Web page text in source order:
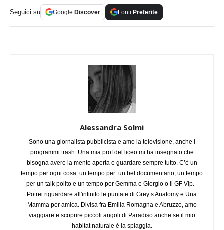
Seguici su Google Discover Fonti Preferite
Alessandra Solmi
Sono una giornalista pubblicista e amo la televisione, anche i
programmi trash. Una mia prof del liceo mi ha insegnato che
bisogna avere la mente aperta e guardare sempre tutto. C’è un
tempo per ogni cosa: un tempo per un bel documentario, un tempo
per un talk polito e un tempo per Gemma e Giorgio o il GF Vip.
Potrei riguardare all'infinito le puntate di Grey’s Anatomy e Una
Mamma per amica. Divisa fra Emilia Romagna e Abruzzo, amo
viaggiare e scoprire piccoli angoli di Paradiso anche se il mio
habitat naturale è la spiaggia.